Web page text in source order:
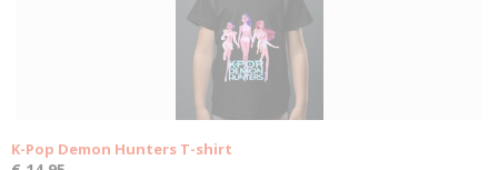
K-Pop Demon Hunters T-shirt